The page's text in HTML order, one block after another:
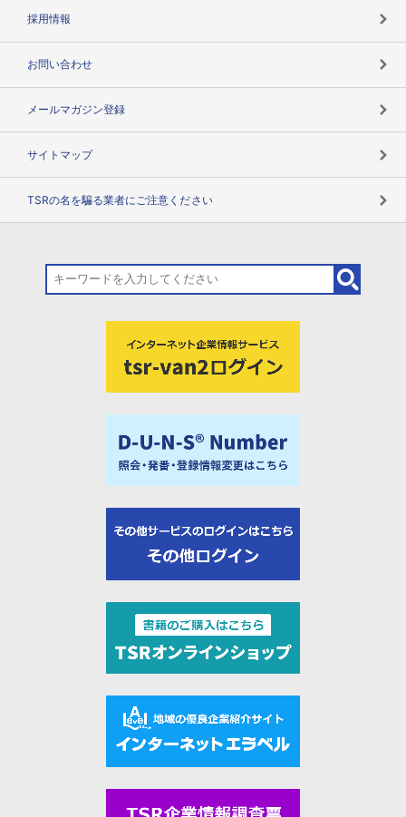
採用情報
お問い合わせ
メールマガジン登録
サイトマップ
TSRの名を騙る業者にご注意ください